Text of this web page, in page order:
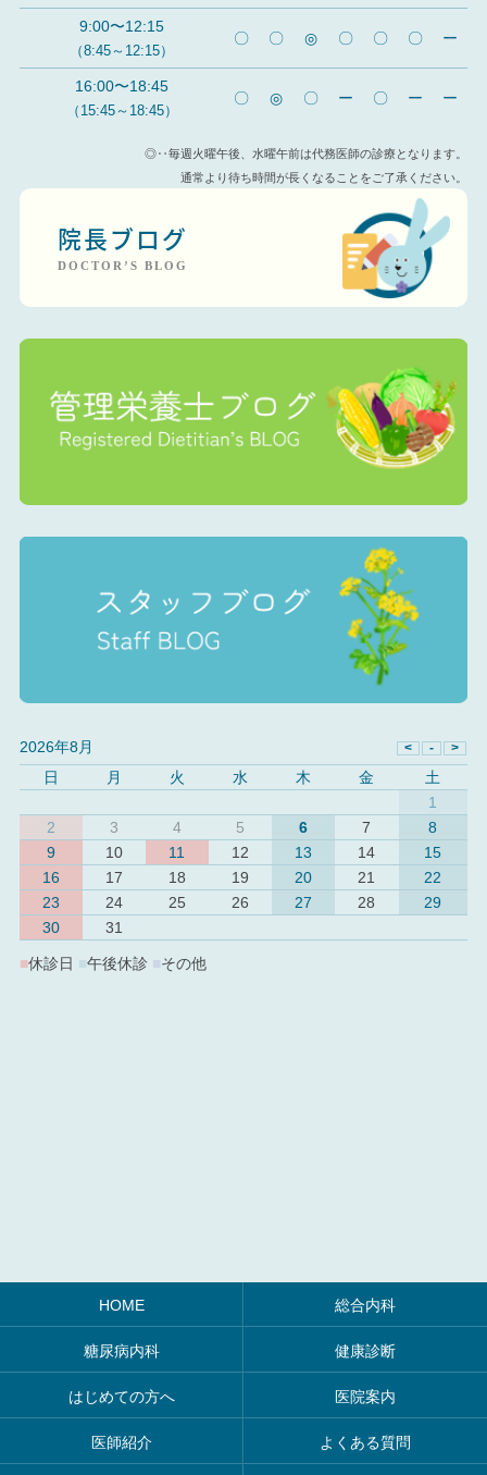
9:00〜12:15
（8:45～12:15）
〇 〇 ◎ 〇 〇 〇 ー
16:00〜18:45
（15:45～18:45）
〇 ◎ 〇 ー 〇 ー ー
◎‥毎週火曜午後、水曜午前は代務医師の診療となります。
通常より待ち時間が長くなることをご了承ください。
院長ブログ
DOCTOR’S BLOG
2026年8月
日
月 火 水 木 金
土
1
2
3 4 5 6 7
8
9
10 11 12 13 14
15
16
17 18 19 20 21
22
23
24 25 26 27 28
29
30
31
■休診日 ■午後休診 その他
HOME 総合内科
糖尿病内科 健康診断
はじめての方へ 医院案内
医師紹介 よくある質問